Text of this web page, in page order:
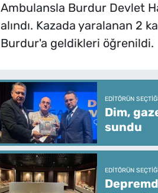
Ambulansla Burdur Devlet
alındı. Kazada yaralanan 2
Burdur'a geldikleri öğrenildi.
EDITÖRÜN SEÇTIĞI
Dim,
sundu
EDITÖRÜN SEÇTIĞI